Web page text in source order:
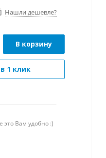
Нашли дешевле?
В корзину
1 клик
это Вам удобно :)